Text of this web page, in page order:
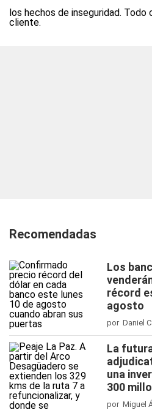
los hechos de inseguridad.
cliente.
Recomendadas
Los
récord
agosto
por Daniel
La
una
300
por Miguel